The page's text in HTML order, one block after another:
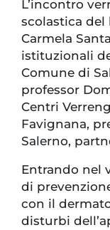
L’incontro
scolastica del
Carmela
istituzionali
Comune di
professor
Centri
Favignana,
Salerno,
Entrando nel
di
con il
disturbi